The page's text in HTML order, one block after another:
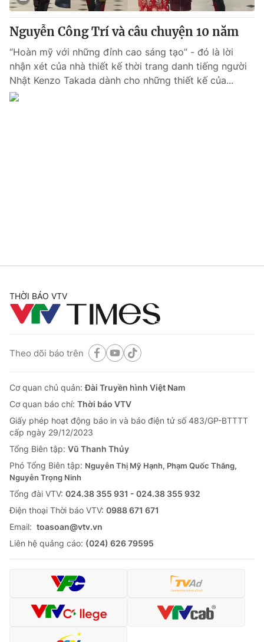
Nguyễn Công Trí và câu chuyện 10 năm
“Hoàn mỹ với những đỉnh cao sáng tạo” - đó là lời
nhận xét của nhà thiết kế thời trang danh tiếng người
Nhật Kenzo Takada dành cho những thiết kế của...
THỜI BÁO VTV
Theo dõi báo trên
Cơ quan chủ quản:Đài Truyền hình Việt Nam
Cơ quan báo chí: Thời báo VTV
Giấy phép hoạt động báo in và báo điện tử số 483/GP-BTTTT
cấp ngày 29/12/2023
Tổng Biên tập: Vũ Thanh Thủy
Phó Tổng Biên tập: Nguyễn Thị Mỹ Hạnh, Phạm Quốc Thắng,
Nguyễn Trọng Ninh
Tổng đài VTV: 024.38 355 931 - 024.38 355 932
Ðiện thoại Thời báo VTV: 0988 671 671
Email: toasoan@vtv.vn
Liên hệ quảng cáo: (024) 626 79595